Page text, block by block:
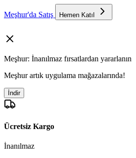
Meşhur'da Satış Hemen Katıl
Meşhur: İnanılmaz fırsatlardan yararlanın
Meşhur artık uygulama mağazalarında!
İndir
Ücretsiz Kargo
İnanılmaz